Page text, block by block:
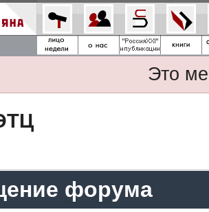
Это
форума